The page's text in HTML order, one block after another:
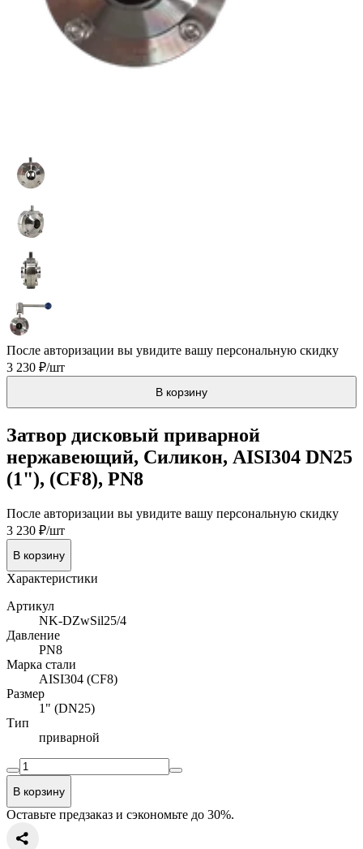
После авторизации вы увидите вашу персональную скидку
3 230 ₽/шт
В корзину
Затвор дисковый приварной
нержавеющий, Силикон, AISI304 DN25
(1"), (CF8), PN8
После авторизации вы увидите вашу персональную скидку
3 230 ₽/шт
В корзину
Характеристики
Артикул
NK-DZwSil25/4
Давление
PN8
Марка стали
AISI304 (CF8)
Размер
1" (DN25)
Тип
приварной
В корзину
Оставьте предзаказ и сэкономьте до 30%.